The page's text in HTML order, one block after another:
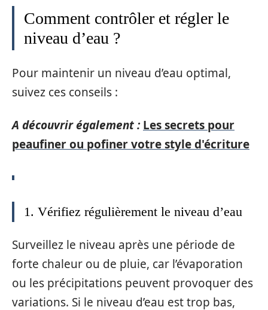
Comment contrôler et régler le
niveau d’eau ?
Pour maintenir un niveau d’eau optimal,
suivez ces conseils :
A découvrir également : Les secrets pour
peaufiner ou pofiner votre style d'écriture
1. Vérifiez régulièrement le niveau d’eau
Surveillez le niveau après une période de
forte chaleur ou de pluie, car l’évaporation
ou les précipitations peuvent provoquer des
variations. Si le niveau d’eau est trop bas,